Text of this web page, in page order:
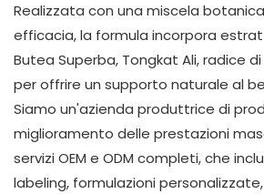
Realizzata con una miscela
efficacia, la formula incorpora
Butea Superba, Tongkat Ali, radice
per offrire un supporto naturale al
Siamo un'azienda produttrice di
miglioramento delle prestazioni
servizi OEM e ODM completi, che
labeling, formulazioni